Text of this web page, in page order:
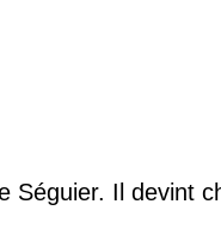
Il devint